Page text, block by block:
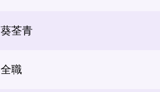
葵荃青
全職